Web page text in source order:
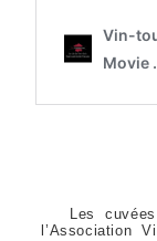
Les
l’Association